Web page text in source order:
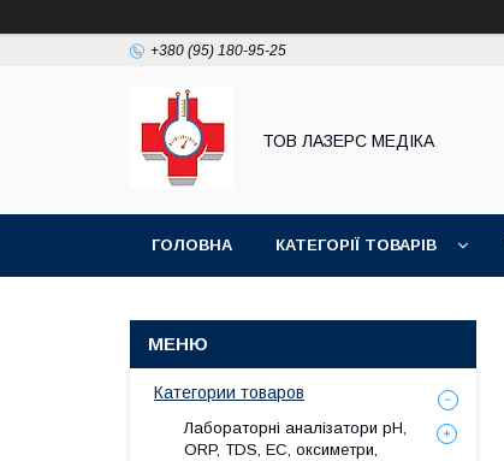
+380 (95) 180-95-25
ТОВ ЛАЗЕРС МЕДІКА
ГОЛОВНА КАТЕГОРІЇ ТОВАРІВ
Категории товаров
Лабораторні аналізатори pH,
ORP, TDS, EC, оксиметри,